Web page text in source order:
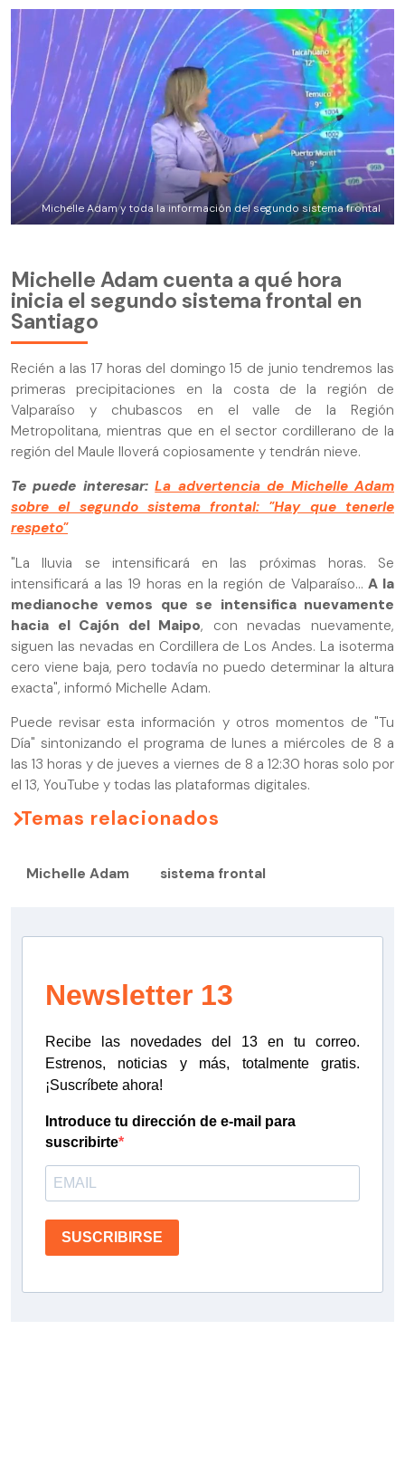
Michelle Adam y toda la información del segundo sistema frontal
Michelle Adam cuenta a qué hora
inicia el segundo sistema frontal en
Santiago
Recién a las 17 horas del domingo 15 de junio tendremos las
primeras precipitaciones en la costa de la región de
Valparaíso y chubascos en el valle de la Región
Metropolitana, mientras que en el sector cordillerano de la
región del Maule lloverá copiosamente y tendrán nieve.
Te puede interesar:La advertencia de Michelle Adam
sobre el segundo sistema frontal: "Hay que tenerle
respeto"
"La lluvia se intensificará en las próximas horas. Se
intensificará a las 19 horas en la región de Valparaíso...A la
medianoche vemos que se intensifica nuevamente
hacia el Cajón del Maipo, con nevadas nuevamente,
siguen las nevadas en Cordillera de Los Andes. La isoterma
cero viene baja, pero todavía no puedo determinar la altura
exacta", informó Michelle Adam.
Puede revisar esta información y otros momentos de "Tu
Día" sintonizando el programa de lunes a miércoles de 8 a
las 13 horas y de jueves a viernes de 8 a 12:30 horas solo por
el 13, YouTube y todas las plataformas digitales.
Temas relacionados
Michelle Adam sistema frontal
Newsletter 13
Recibe las novedades del 13 en tu correo.
Estrenos, noticias y más, totalmente gratis.
¡Suscríbete ahora!
Introduce tu dirección de e-mail para
suscribirte
SUSCRIBIRSE